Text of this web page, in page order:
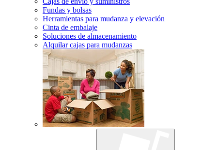
Fundas y bolsas
Herramientas para mudanza y elevación
Cinta de embalaje
Soluciones de almacenamiento
Alquilar cajas para mudanzas